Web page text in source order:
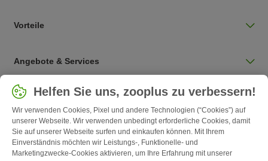
Vorteile
Angebote & Services
Land auswählen
Deutschland / DE
Follow zooplus
Helfen Sie uns, zooplus zu verbessern!
Wir verwenden Cookies, Pixel und andere Technologien (“Cookies”) auf
unserer Webseite. Wir verwenden unbedingt erforderliche Cookies, damit
Sie auf unserer Webseite surfen und einkaufen können. Mit Ihrem
Einverständnis möchten wir Leistungs-, Funktionelle- und
Marketingzwecke-Cookies aktivieren, um Ihre Erfahrung mit unserer